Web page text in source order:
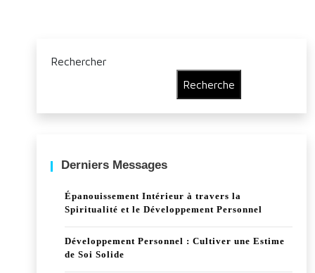
Rechercher
Recherche
Derniers Messages
Épanouissement Intérieur à travers la
Spiritualité et le Développement Personnel
Développement Personnel : Cultiver une Estime
de Soi Solide